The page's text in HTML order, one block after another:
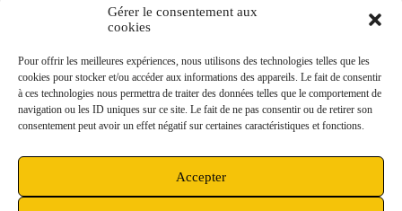
Gérer le consentement aux
cookies
Pour offrir les meilleures expériences, nous utilisons des technologies telles que les
cookies pour stocker et/ou accéder aux informations des appareils. Le fait de consentir
à ces technologies nous permettra de traiter des données telles que le comportement de
navigation ou les ID uniques sur ce site. Le fait de ne pas consentir ou de retirer son
consentement peut avoir un effet négatif sur certaines caractéristiques et fonctions.
Accepter
faire le premier pas vers une relation harmonieuse
et équilibrée avec son animal, pour de longues
Mon secteur d’intervention
je me déplace dans un rayon de 10km aux
alentours : Montbéliard, Grand-Charmont,
Exincourt, Nommay, Étupes, Audincourt,